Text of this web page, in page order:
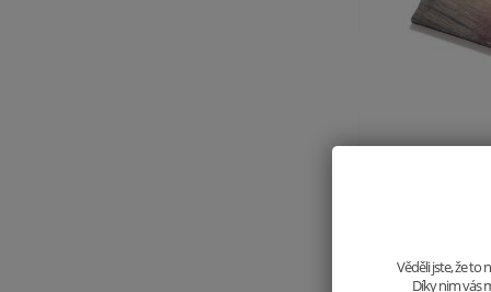
Nebo
jsme stvořili
Věděli jste, že to
Díky nim vás